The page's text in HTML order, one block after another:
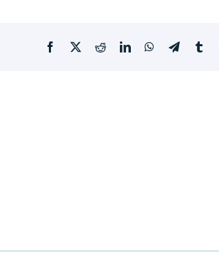
Facebook
X RedditLinkedInWhatsApp